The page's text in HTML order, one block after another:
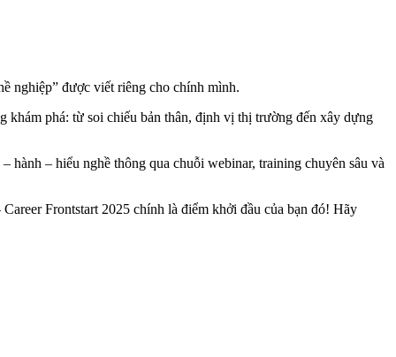
nghiệp” được viết riêng cho chính mình.
khám phá: từ soi chiếu bản thân, định vị thị trường đến xây dựng
– hiểu nghề thông qua chuỗi webinar, training chuyên sâu và
Frontstart 2025 chính là điểm khởi đầu của bạn đó! Hãy